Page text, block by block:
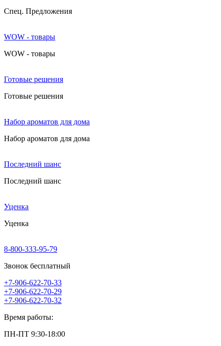
Cпец. Предложения
WOW - товары
WOW - товары
Готовые решения
Готовые решения
Набор ароматов для дома
Набор ароматов для дома
Последний шанс
Последний шанс
Уценка
Уценка
8-800-333-95-79
Звонок бесплатный
+7-906-622-70-33
+7-906-622-70-29
+7-906-622-70-32
Время работы:
ПН-ПТ 9:30-18:00